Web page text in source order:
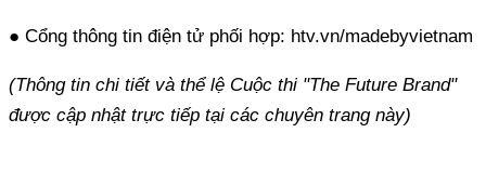
● Cổng thông tin điện tử phối hợp: htv.vn/madebyvietnam
(Thông tin chi tiết và thể lệ Cuộc thi "The Future Brand"
được cập nhật trực tiếp tại các chuyên trang này)